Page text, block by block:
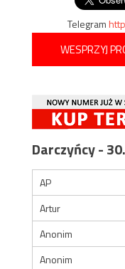
Telegram
WESPRZYJ
Darczyńcy -
AP
Artur
Anonim
Anonim